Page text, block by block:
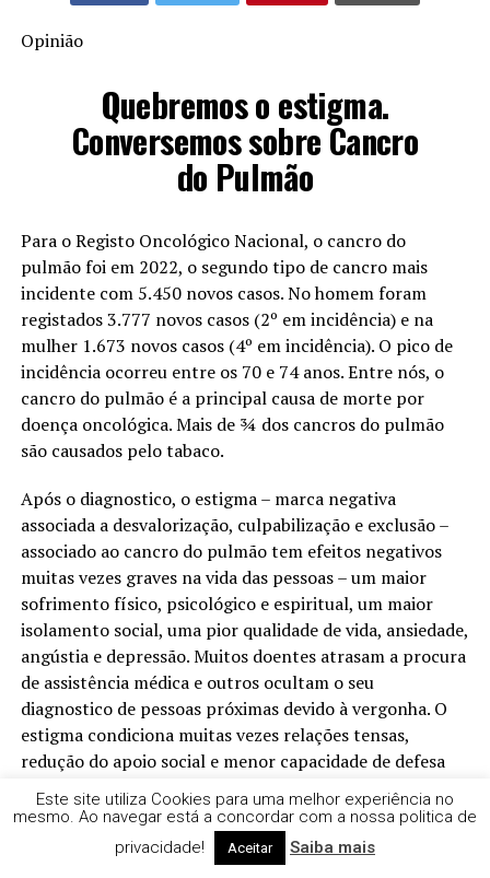
Opinião
Quebremos o estigma.
Conversemos sobre Cancro
do Pulmão
Para o Registo Oncológico Nacional, o cancro do
pulmão foi em 2022, o segundo tipo de cancro mais
incidente com 5.450 novos casos. No homem foram
registados 3.777 novos casos (2º em incidência) e na
mulher 1.673 novos casos (4º em incidência). O pico de
incidência ocorreu entre os 70 e 74 anos. Entre nós, o
cancro do pulmão é a principal causa de morte por
doença oncológica. Mais de ¾ dos cancros do pulmão
são causados pelo tabaco.
Após o diagnostico, o estigma – marca negativa
associada a desvalorização, culpabilização e exclusão –
associado ao cancro do pulmão tem efeitos negativos
muitas vezes graves na vida das pessoas – um maior
sofrimento físico, psicológico e espiritual, um maior
isolamento social, uma pior qualidade de vida, ansiedade,
angústia e depressão. Muitos doentes atrasam a procura
de assistência médica e outros ocultam o seu
diagnostico de pessoas próximas devido à vergonha. O
estigma condiciona muitas vezes relações tensas,
redução do apoio social e menor capacidade de defesa
dos direitos.
Todos temos a percepção que os doentes mais jovens
relatam consistentemente níveis mais elevados de
Este site utiliza Cookies para uma melhor experiência no
mesmo. Ao navegar está a concordar com a nossa politica de
privacidade!
Aceitar Saiba mais